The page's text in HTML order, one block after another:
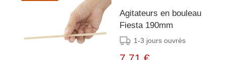
Agitateurs en bouleau
Fiesta 190mm
1-3 jours ouvrés
7,71 €